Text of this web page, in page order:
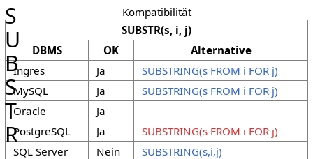
Kompatibilität
SUBSTR(s, i, j)
DBMS
OK
Alternative
Ingres
Ja
SUBSTRING(s FROM i FOR j)
MySQL
Ja
SUBSTRING(s FROM i FOR j)
Oracle
Ja
PostgreSQL
Ja
SUBSTRING(s FROM i FOR j)
SQL Server
Nein SUBSTRING(s,i,j)
S
U
B
S
T
R